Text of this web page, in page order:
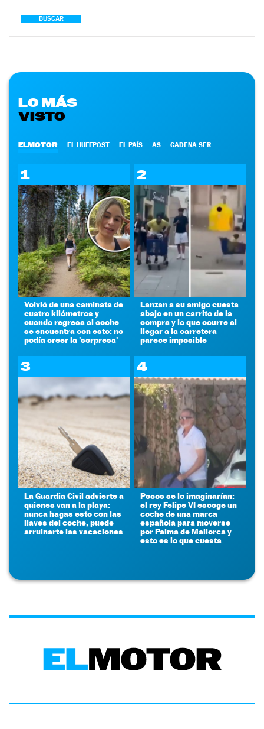
BUSCAR
LO MÁS
VISTO
ELMOTOR EL HUFFPOST EL PAÍS AS CADENA SER
1
Volvió de una caminata de
cuatro kilómetros y
cuando regresa al coche
se encuentra con esto: no
podía creer la 'sorpresa'
2
Lanzan a su amigo cuesta
abajo en un carrito de la
compra y lo que ocurre al
llegar a la carretera
parece imposible
3
La Guardia Civil advierte a
quienes van a la playa:
nunca hagas esto con las
llaves del coche, puede
arruinarte las vacaciones
4
Pocos se lo imaginarían:
el rey Felipe VI escoge un
coche de una marca
española para moverse
por Palma de Mallorca y
esto es lo que cuesta